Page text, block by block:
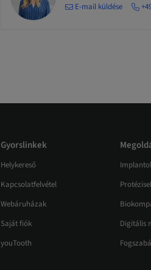
E-mail küldése
Gyorslinkek
Helykereső
Kapcsolatfelvétel
Webáruházak
Saját fiók
youTooth
Digitális